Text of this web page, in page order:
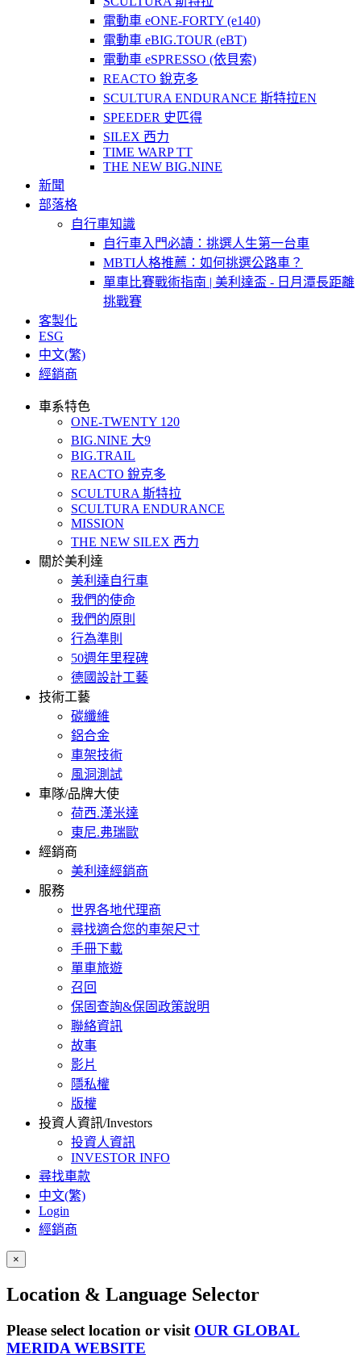
電動車 eONE-FORTY (e140)
電動車 eBIG.TOUR (eBT)
電動車 eSPRESSO (依貝索)
REACTO 銳克多
SCULTURA ENDURANCE 斯特拉EN
SPEEDER 史匹得
SILEX 西力
TIME WARP TT
THE NEW BIG.NINE
新聞
部落格
自行車知識
自行車入門必讀：挑選人生第一台車
MBTI人格推薦：如何挑選公路車？
單車比賽戰術指南 | 美利達盃 - 日月潭長距離
挑戰賽
客製化
ESG
中文(繁)
經銷商
車系特色
ONE-TWENTY 120
BIG.NINE 大9
BIG.TRAIL
REACTO 銳克多
SCULTURA 斯特拉
SCULTURA ENDURANCE
MISSION
THE NEW SILEX 西力
關於美利達
美利達自行車
我們的使命
我們的原則
行為準則
50週年里程碑
德國設計工藝
技術工藝
碳纖維
鋁合金
車架技術
風洞測試
車隊/品牌大使
荷西.漢米達
東尼.弗瑞歐
經銷商
美利達經銷商
服務
世界各地代理商
尋找適合您的車架尺寸
手冊下載
單車旅遊
召回
保固查詢&保固政策說明
聯絡資訊
故事
影片
隱私權
版權
投資人資訊/Investors
投資人資訊
INVESTOR INFO
尋找車款
中文(繁)
Login
經銷商
×
Location & Language Selector
Please select location or visit OUR GLOBAL
MERIDA WEBSITE